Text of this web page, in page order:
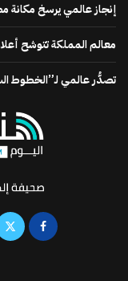
إنجاز عالمي يرسخ مكانة
معالم المملكة تتوشح
تصدُّر عالمي لـ”الخطوط